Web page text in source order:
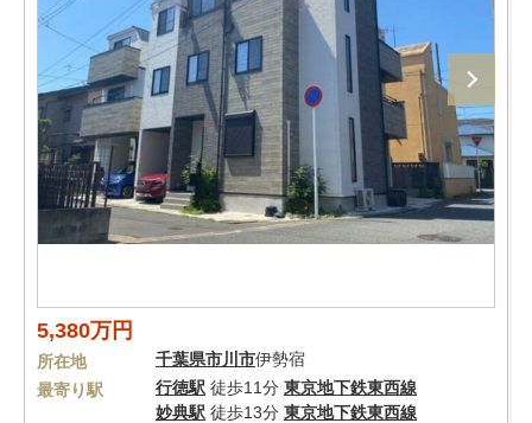
5,380万円
所在地 千葉県市川市伊勢宿
最寄り駅
行徳駅 徒歩11分 東京地下鉄東西線
妙典駅 徒歩13分 東京地下鉄東西線